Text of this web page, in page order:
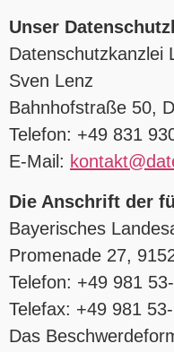
Unser
Datenschutzkanzlei
Sven Lenz
Bahnhofstraße 50,
Telefon: +49 831
E-Mail:
Die Anschrift der
Bayerisches
Promenade 27,
Telefon: +49 981
Telefax: +49 981
Das